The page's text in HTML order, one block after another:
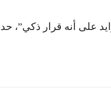
على أنه قرار ذكي”، حد